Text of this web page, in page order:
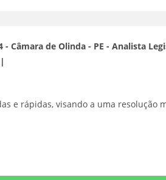
- Câmara de Olinda - PE - Analista
e rápidas, visando a uma resolução